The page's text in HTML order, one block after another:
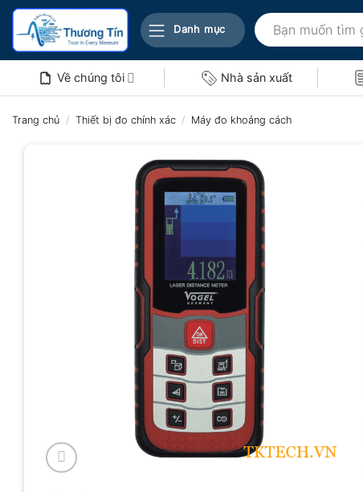
Bỏ
nội
Danh mục
Tìm
kiếm:
Về chúng tôi Nhà sản xuất
Trang chủ / Thiết bị đo chính xác / Máy đo khoảng cách